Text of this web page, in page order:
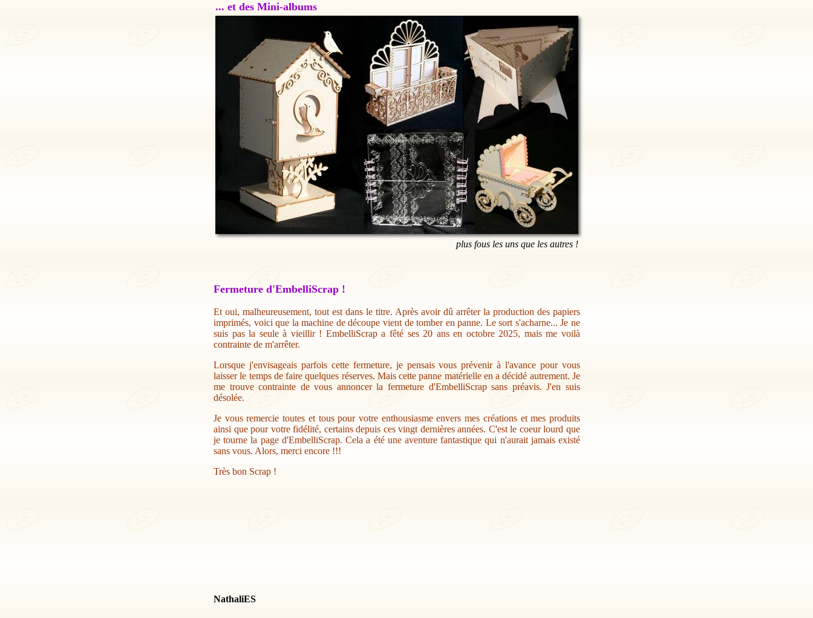
... et des Mini-albums
plus fous les uns que les autres !
Fermeture d'EmbelliScrap !
Et oui, malheureusement, tout est dans le titre. Après avoir dû arrêter la production des papiers
imprimés, voici que la machine de découpe vient de tomber en panne. Le sort s'acharne... Je ne
suis pas la seule à vieillir ! EmbelliScrap a fêté ses 20 ans en octobre 2025, mais me voilà
contrainte de m'arrêter.
Lorsque j'envisageais parfois cette fermeture, je pensais vous prévenir à l'avance pour vous
laisser le temps de faire quelques réserves. Mais cette panne matérielle en a décidé autrement. Je
me trouve contrainte de vous annoncer la fermeture d'EmbelliScrap sans préavis. J'en suis
désolée.
Je vous remercie toutes et tous pour votre enthousiasme envers mes créations et mes produits
ainsi que pour votre fidélité, certains depuis ces vingt dernières années. C'est le coeur lourd que
je tourne la page d'EmbelliScrap. Cela a été une aventure fantastique qui n'aurait jamais existé
sans vous. Alors, merci encore !!!
Très bon Scrap !
NathaliES